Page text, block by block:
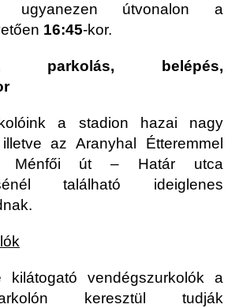
ugyanezen útvonalon a
16:45-kor.
parkolás, belépés,
a stadion hazai nagy
az Aranyhal Étteremmel
Ménfői út – Határ utca
található ideiglenes
kilátogató vendégszurkolók a
keresztül tudják